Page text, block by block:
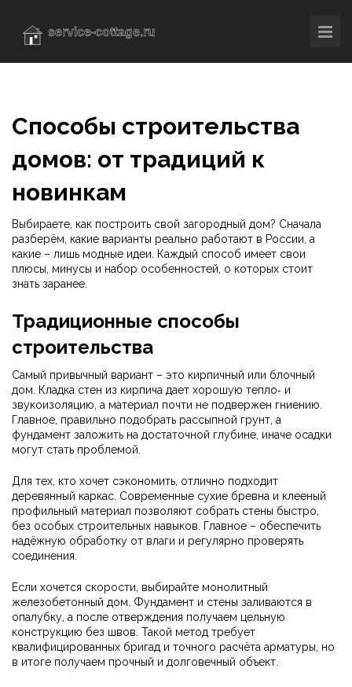
Способы строительства
домов: от традиций к
новинкам
Выбираете, как построить свой загородный дом? Сначала
разберём, какие варианты реально работают в России, а
какие – лишь модные идеи. Каждый способ имеет свои
плюсы, минусы и набор особенностей, о которых стоит
знать заранее.
Традиционные способы
строительства
Самый привычный вариант – это кирпичный или блочный
дом. Кладка стен из кирпича дает хорошую тепло‑ и
звукоизоляцию, а материал почти не подвержен гниению.
Главное, правильно подобрать рассыпной грунт, а
фундамент заложить на достаточной глубине, иначе осадки
могут стать проблемой.
Для тех, кто хочет сэкономить, отлично подходит
деревянный каркас. Современные сухие бревна и клееный
профильный материал позволяют собрать стены быстро,
без особых строительных навыков. Главное – обеспечить
надёжную обработку от влаги и регулярно проверять
соединения.
Если хочется скорости, выбирайте монолитный
железобетонный дом. Фундамент и стены заливаются в
опалубку, а после отверждения получаем цельную
конструкцию без швов. Такой метод требует
квалифицированных бригад и точного расчёта арматуры, но
в итоге получаем прочный и долговечный объект.